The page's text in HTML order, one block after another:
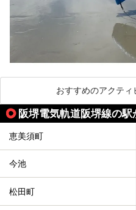
おすすめのアクティ
阪堺電気軌道阪堺線の
恵美須町
今池
松田町